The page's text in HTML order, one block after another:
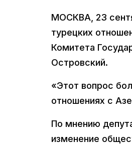
МОСКВА, 23
турецких
Комитета
Островский.
«Этот вопрос
отношениях с
По мнению
изменение